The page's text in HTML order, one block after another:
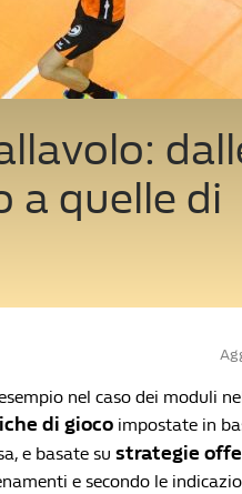
a quelle di
nel caso dei moduli
di gioco impostate in
e basate su strategie
e secondo le